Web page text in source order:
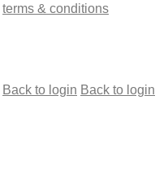
terms & conditions
Back to login Back to login